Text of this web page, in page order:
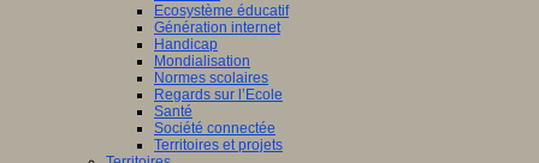
Ecosystème éducatif
Génération internet
Handicap
Mondialisation
Normes scolaires
Regards sur l’Ecole
Santé
Société connectée
Territoires et projets